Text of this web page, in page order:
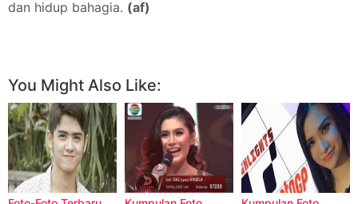
dan hidup bahagia. (af)
Facebook Twitter
You Might Also Like: